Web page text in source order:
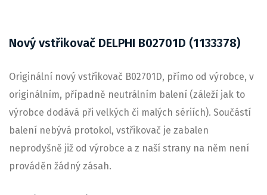
Nový vstřikovač DELPHI B02701D (1133378)
Originální nový vstřikovač B02701D, přímo od výrobce, v
originálním, případně neutrálním balení (záleží jak to
výrobce dodává při velkých či malých sériích). Součástí
balení nebývá protokol, vstřikovač je zabalen
neprodyšně již od výrobce a z naší strany na něm není
prováděn žádný zásah.